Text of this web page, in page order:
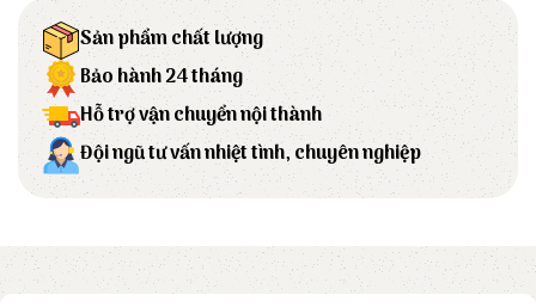
Sản phẩm chất lượng
Bảo hành 24 tháng
Hỗ trợ vận chuyển nội thành
Đội ngũ tư vấn nhiệt tình, chuyên nghiệp